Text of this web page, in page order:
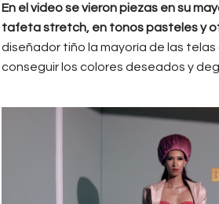
En el video se vieron piezas en su
tafeta stretch, en tonos pasteles y
diseñador tiño la mayoría de las telas
conseguir los colores deseados y
christian_olarte.jpg